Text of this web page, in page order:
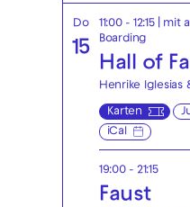
Do
15
11:00 - 12:15 | mit
Boarding
Hall of
Henrike Iglesias
Karten
iCal
19:00 - 21:15
Faust